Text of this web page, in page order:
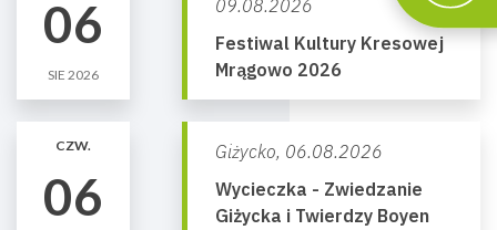
06
SIE 2026
09.08.2026
Festiwal Kultury Kresowej
Mrągowo 2026
CZW.
06
Giżycko, 06.08.2026
Wycieczka - Zwiedzanie
Giżycka i Twierdzy Boyen